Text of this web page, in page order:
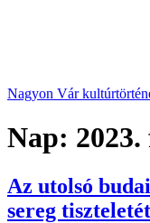
Nagyon Vár
Nap:
Az utolsó
sereg